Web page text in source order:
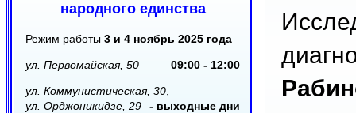
народного единства
Режим работы 3 и 4 ноябрь 2025 года
ул. Первомайская, 50 09:00 - 12:00
ул. Коммунистическая, 30
ул. Орджоникидзе, 29
- выходные дни